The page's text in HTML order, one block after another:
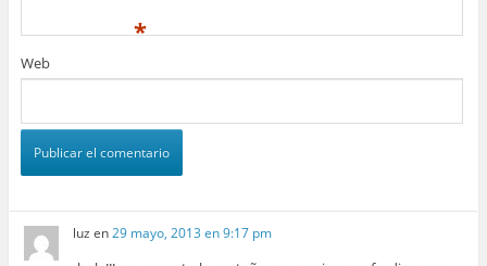
*
Web
luz en29 mayo, 2013 en 9:17 pm